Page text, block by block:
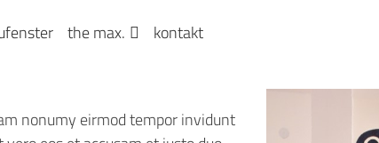
nonumy eirmod tempor invidunt
the max. kontakt